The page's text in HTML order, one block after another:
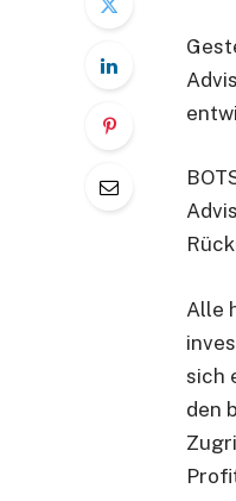
Alle
sich
den